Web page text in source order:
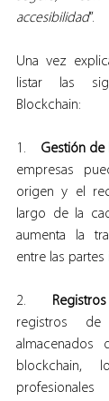
accesibilidad”.
Una vez
listar las
Blockchain:
1. Gestión de
empresas
origen y el
largo de la
aumenta la
entre las partes
2.
registros
almacenados